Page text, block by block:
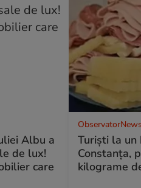
Albu a
de lux!
care
Turiști la
Constanța,
kilograme